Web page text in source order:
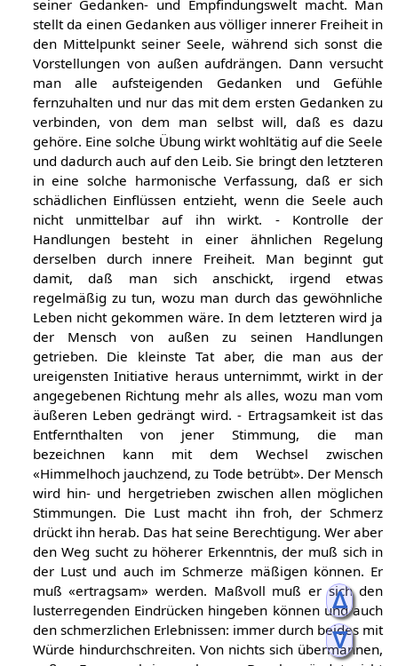
ᐃ
ᐁ
seiner Gedanken- und Empfindungswelt macht. Man
stellt da einen Gedanken aus völliger innerer Freiheit in
den Mittelpunkt seiner Seele, während sich sonst die
Vorstellungen von außen aufdrängen. Dann versucht
man alle aufsteigenden Gedanken und Gefühle
fernzuhalten und nur das mit dem ersten Gedanken zu
verbinden, von dem man selbst will, daß es dazu
gehöre. Eine solche Übung wirkt wohltätig auf die Seele
und dadurch auch auf den Leib. Sie bringt den letzteren
in eine solche harmonische Verfassung, daß er sich
schädlichen Einflüssen entzieht, wenn die Seele auch
nicht unmittelbar auf ihn wirkt. - Kontrolle der
Handlungen besteht in einer ähnlichen Regelung
derselben durch innere Freiheit. Man beginnt gut
damit, daß man sich anschickt, irgend etwas
regelmäßig zu tun, wozu man durch das gewöhnliche
Leben nicht gekommen wäre. In dem letzteren wird ja
der Mensch von außen zu seinen Handlungen
getrieben. Die kleinste Tat aber, die man aus der
ureigensten Initiative heraus unternimmt, wirkt in der
angegebenen Richtung mehr als alles, wozu man vom
äußeren Leben gedrängt wird. - Ertragsamkeit ist das
Entfernthalten von jener Stimmung, die man
bezeichnen kann mit dem Wechsel zwischen
«Himmelhoch jauchzend, zu Tode betrübt». Der Mensch
wird hin- und hergetrieben zwischen allen möglichen
Stimmungen. Die Lust macht ihn froh, der Schmerz
drückt ihn herab. Das hat seine Berechtigung. Wer aber
den Weg sucht zu höherer Erkenntnis, der muß sich in
der Lust und auch im Schmerze mäßigen können. Er
muß «ertragsam» werden. Maßvoll muß er sich den
lusterregenden Eindrücken hingeben können und auch
den schmerzlichen Erlebnissen: immer durch beides mit
Würde hindurchschreiten. Von nichts sich übermannen,